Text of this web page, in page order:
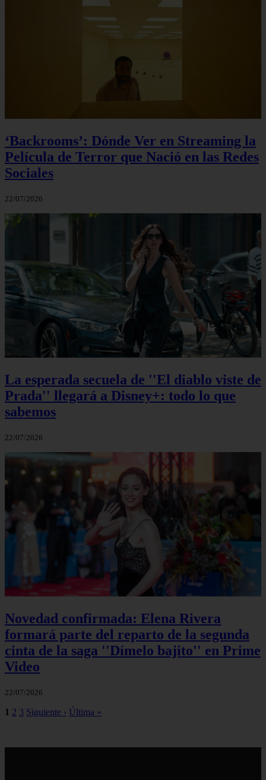
‘Backrooms’: Dónde Ver en Streaming la
Película de Terror que Nació en las Redes
Sociales
22/07/2026
La esperada secuela de ''El diablo viste de
Prada'' llegará a Disney+: todo lo que
sabemos
22/07/2026
Novedad confirmada: Elena Rivera
formará parte del reparto de la segunda
cinta de la saga ''Dímelo bajito'' en Prime
Video
22/07/2026
1 2 3 Siguiente › Última »